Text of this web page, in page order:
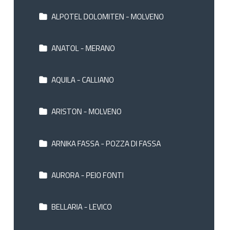
ALPOTEL DOLOMITEN - MOLVENO
ANATOL - MERANO
AQUILA - CALLIANO
ARISTON - MOLVENO
ARNIKA FASSA - POZZA DI FASSA
AURORA - PEIO FONTI
BELLARIA - LEVICO